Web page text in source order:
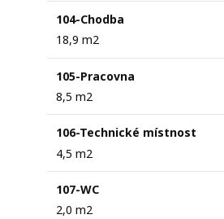
104-Chodba
18,9 m2
105-Pracovna
8,5 m2
106-Technické místnost
4,5 m2
107-WC
2,0 m2